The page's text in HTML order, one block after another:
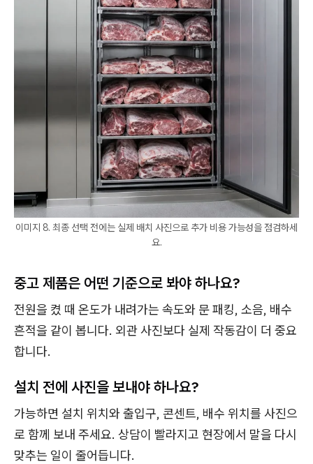
이미지 8. 최종 선택 전에는 실제 배치 사진으로 추가 비용 가능성을 점검하세
요.
중고 제품은 어떤 기준으로 봐야 하나요?
전원을 켰 때 온도가 내려가는 속도와 문 패킹, 소음, 배수
흔적을 같이 봅니다. 외관 사진보다 실제 작동감이 더 중요
합니다.
설치 전에 사진을 보내야 하나요?
가능하면 설치 위치와 출입구, 콘센트, 배수 위치를 사진으
로 함께 보내 주세요. 상담이 빨라지고 현장에서 말을 다시
맞추는 일이 줄어듭니다.